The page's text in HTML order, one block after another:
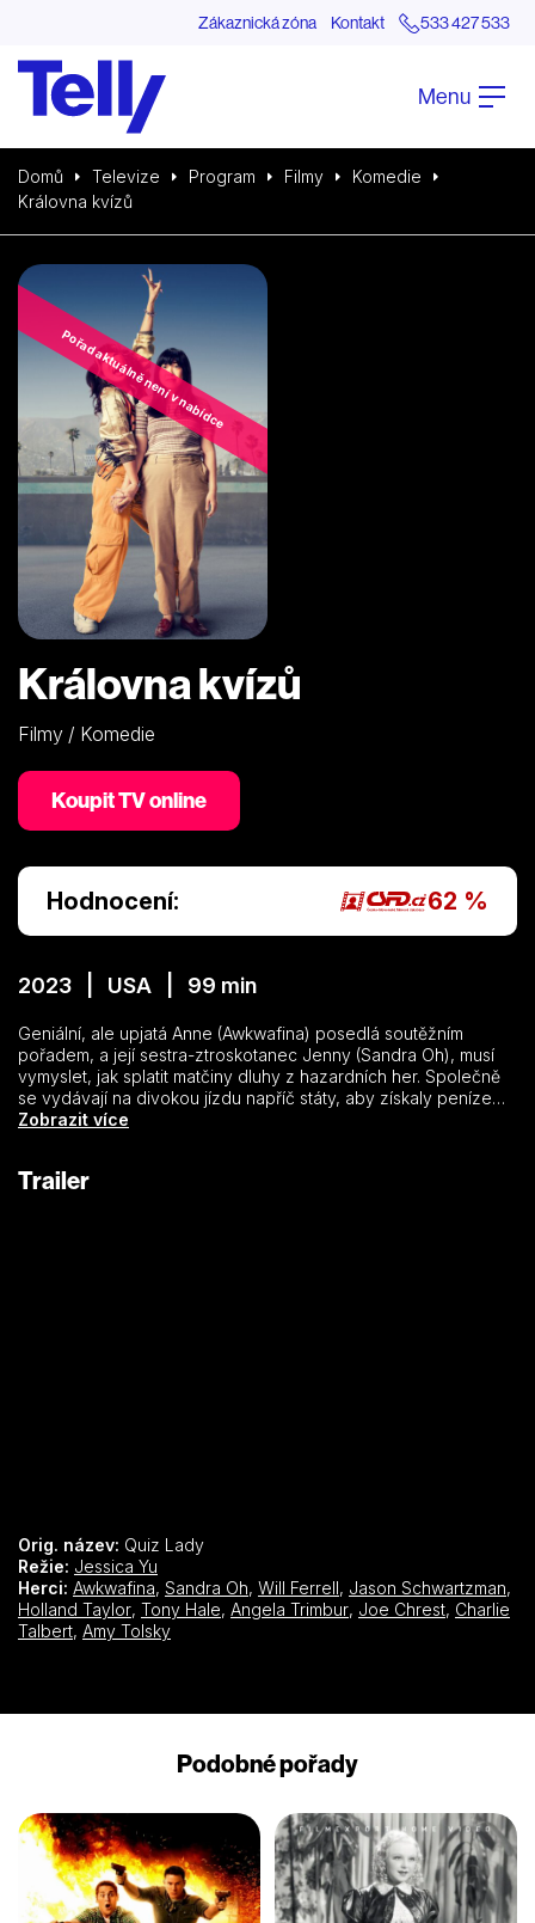
Zákaznická zóna Kontakt 533 427 533
Menu
Domů Televize Program Filmy
Komedie
Královna kvízů
Pořad aktuálně není v nabídce
Královna kvízů
Filmy / Komedie
Koupit TV online
Hodnocení: 62 %
2023 | USA | 99 min
Geniální, ale upjatá Anne (Awkwafina) posedlá soutěžním
pořadem, a její sestra-ztroskotanec Jenny (Sandra Oh), musí
vymyslet, jak splatit matčiny dluhy z hazardních her. Společně
se vydávají na divokou jízdu napříč státy, aby získaly peníze
jediným způsobem, jaký je napadá – proměnou Anne v
Zobrazit více
Trailer
Orig. název: Quiz Lady
Režie: Jessica Yu
Herci: Awkwafina, Sandra Oh, Will Ferrell, Jason Schwartzman,
Holland Taylor, Tony Hale, Angela Trimbur, Joe Chrest, Charlie
Talbert, Amy Tolsky
Podobné pořady